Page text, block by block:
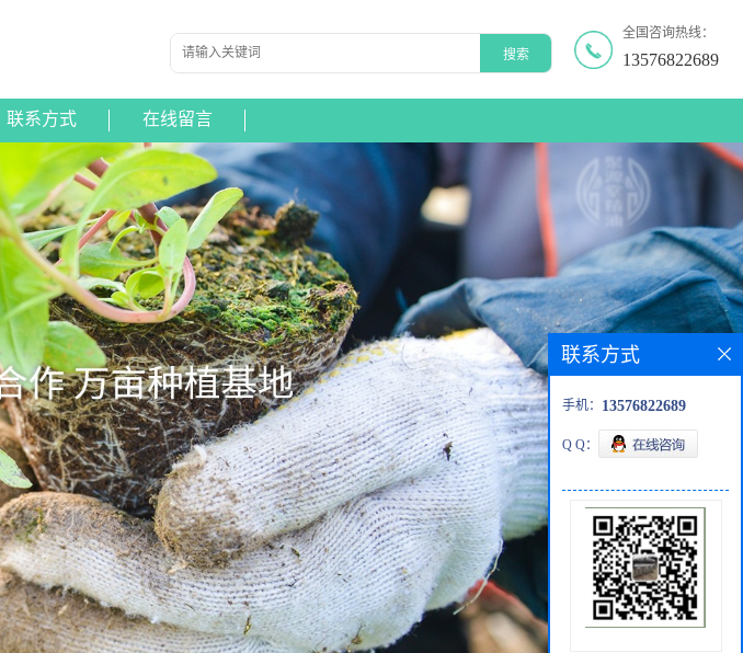
全国咨询热线：
13576822689
联系方式 在线留言
联系方式
手机： 13576822689
Q Q：